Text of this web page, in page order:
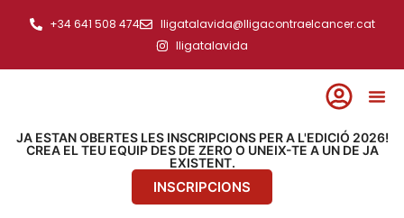
+34 641 508 474
lligatalavida@lligacontraelcancer.cat
lligatalavida
JA ESTAN OBERTES LES INSCRIPCIONS PER A L'EDICIÓ 2026!
CREA EL TEU EQUIP DES DE ZERO O UNEIX-TE A UN DE JA
EXISTENT.
INSCRIPCIONS